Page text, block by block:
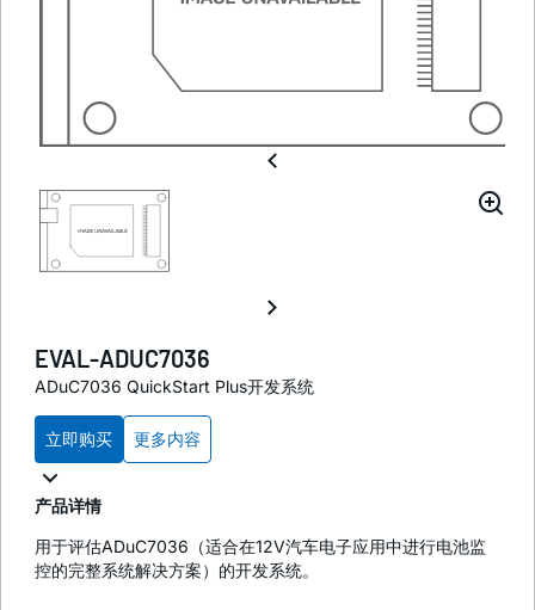
EVAL-ADUC7036
ADuC7036 QuickStart Plus开发系统
立即购买 更多内容
产品详情
用于评估ADuC7036（适合在12V汽车电子应用中进行电池监
控的完整系统解决方案）的开发系统。